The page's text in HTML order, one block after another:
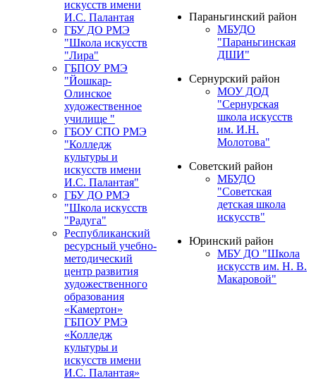
искусств имени
И.С. Палантая
ГБУ ДО РМЭ
"Школа искусств
"Лира"
ГБПОУ РМЭ
"Йошкар-
Олинское
художественное
училище "
ГБОУ СПО РМЭ
"Колледж
культуры и
искусств имени
И.С. Палантая"
ГБУ ДО РМЭ
"Школа искусств
"Радуга"
Республиканский
ресурсный учебно-
методический
центр развития
художественного
образования
«Камертон»
ГБПОУ РМЭ
«Колледж
культуры и
искусств имени
И.С. Палантая»
Параньгинский район
МБУДО
"Параньгинская
ДШИ"
Сернурский район
МОУ ДОД
"Сернурская
школа искусств
им. И.Н.
Молотова"
Советский район
МБУДО
"Советская
детская школа
искусств"
Юринский район
МБУ ДО "Школа
искусств им. Н. В.
Макаровой"